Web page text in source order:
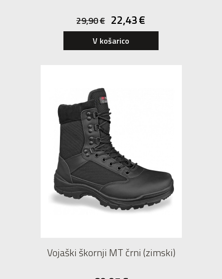
39 41 42
29,90€ 22,43€
V košarico
Vojaški škornji MT črni (zimski)